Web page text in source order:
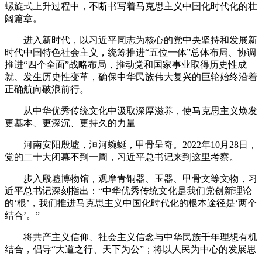
螺旋式上升过程中，不断书写着马克思主义中国化时代化的壮
阔篇章。
进入新时代，以习近平同志为核心的党中央坚持和发展新
时代中国特色社会主义，统筹推进“五位一体”总体布局、协调
推进“四个全面”战略布局，推动党和国家事业取得历史性成
就、发生历史性变革，确保中华民族伟大复兴的巨轮始终沿着
正确航向破浪前行。
从中华优秀传统文化中汲取深厚滋养，使马克思主义焕发
更基本、更深沉、更持久的力量——
河南安阳殷墟，洹河蜿蜒，甲骨呈奇。2022年10月28日，
党的二十大闭幕不到一周，习近平总书记来到这里考察。
步入殷墟博物馆，观摩青铜器、玉器、甲骨文等文物，习
近平总书记深刻指出：“中华优秀传统文化是我们党创新理论
的‘根’，我们推进马克思主义中国化时代化的根本途径是‘两个
结合’。”
将共产主义信仰、社会主义信念与中华民族千年理想有机
结合，倡导“大道之行、天下为公”；将以人民为中心的发展思